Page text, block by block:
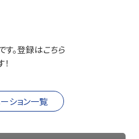
。登録はこちら
ション一覧